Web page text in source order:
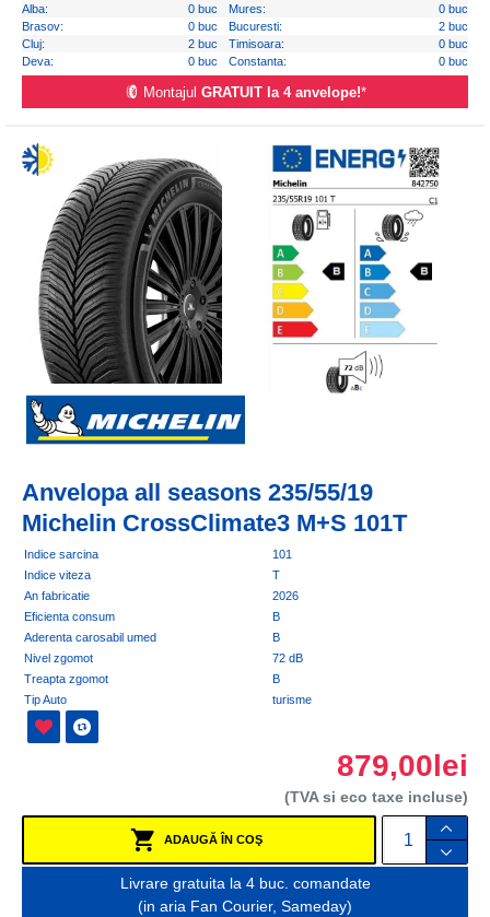
Alba:
0 buc Mures:
0 buc
Brasov:
0 buc Bucuresti:
2 buc
Cluj:
2 buc Timisoara:
0 buc
Deva:
0 buc Constanta: 0 buc
Montajul GRATUIT la 4 anvelope!*
Anvelopa all seasons 235/55/19
Michelin CrossClimate3 M+S 101T
Indice sarcina
101
Indice viteza
T
An fabricatie
2026
Eficienta consum
B
Aderenta carosabil umed
B
Nivel zgomot
72 dB
Treapta zgomot
B
Tip Auto
turisme
879,00lei
(TVA si eco taxe incluse)
ADAUGĂ ÎN COŞ
Livrare gratuita la 4 buc. comandate
(in aria Fan Courier, Sameday)